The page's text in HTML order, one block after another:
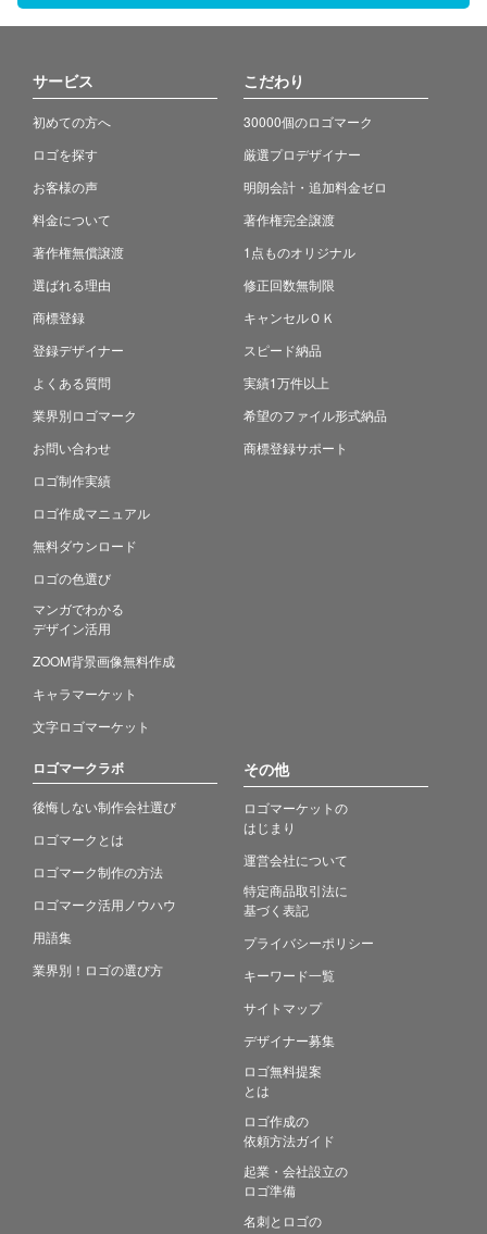
サービス
初めての方へ
ロゴを探す
お客様の声
料金について
著作権無償譲渡
選ばれる理由
商標登録
登録デザイナー
よくある質問
業界別ロゴマーク
お問い合わせ
ロゴ制作実績
ロゴ作成マニュアル
無料ダウンロード
ロゴの色選び
マンガでわかる
デザイン活用
ZOOM背景画像無料作成
キャラマーケット
文字ロゴマーケット
こだわり
30000個のロゴマーク
厳選プロデザイナー
明朗会計・追加料金ゼロ
著作権完全譲渡
1点ものオリジナル
修正回数無制限
キャンセルＯＫ
スピード納品
実績1万件以上
希望のファイル形式納品
商標登録サポート
ロゴマークラボ
後悔しない制作会社選び
ロゴマークとは
ロゴマーク制作の方法
ロゴマーク活用ノウハウ
用語集
業界別！ロゴの選び方
その他
ロゴマーケットの
はじまり
運営会社について
特定商品取引法に
基づく表記
プライバシーポリシー
キーワード一覧
サイトマップ
デザイナー募集
ロゴ無料提案
とは
ロゴ作成の
依頼方法ガイド
起業・会社設立の
ロゴ準備
名刺とロゴの